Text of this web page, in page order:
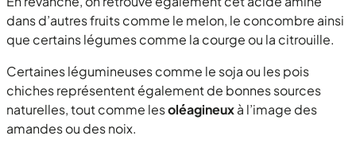
dans d’autres fruits comme le melon, le concombre ainsi
que certains légumes comme la courge ou la citrouille.
Certaines légumineuses comme le soja ou les pois
chiches représentent également de bonnes sources
naturelles, tout comme lesoléagineuxà l’image des
amandes ou des noix.